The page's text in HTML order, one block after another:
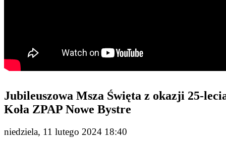
Jubileuszowa Msza Święta z okazji 25-
Koła ZPAP Nowe Bystre
niedziela, 11 lutego 2024 18:40